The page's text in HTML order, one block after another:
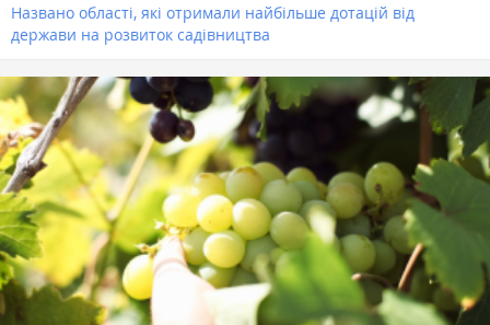
Названо області, які отримали найбільше дотацій від
держави на розвиток садівництва